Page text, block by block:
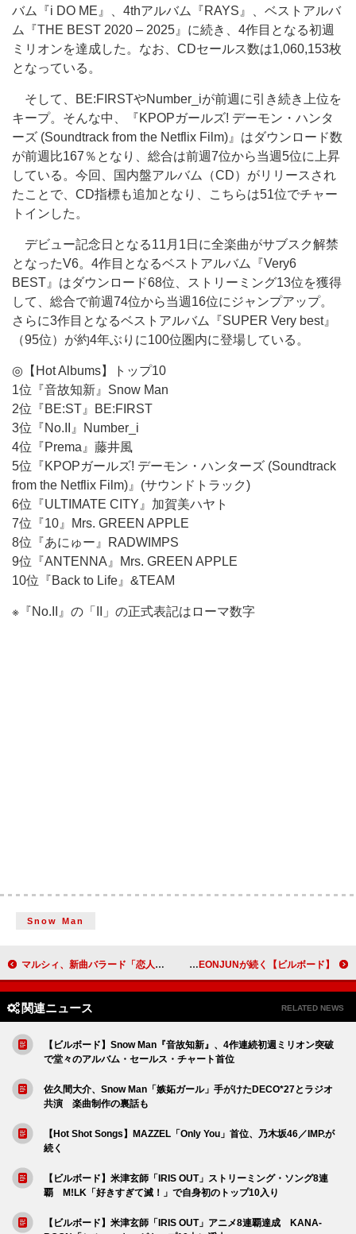
バム『i DO ME』、4thアルバム『RAYS』、ベストアルバ
ム『THE BEST 2020 – 2025』に続き、4作目となる初週
ミリオンを達成した。なお、CDセールス数は1,060,153枚
となっている。
そして、BE:FIRSTやNumber_iが前週に引き続き上位を
キープ。そんな中、『KPOPガールズ! デーモン・ハンタ
ーズ (Soundtrack from the Netflix Film)』はダウンロード数
が前週比167％となり、総合は前週7位から当週5位に上昇
している。今回、国内盤アルバム（CD）がリリースされ
たことで、CD指標も追加となり、こちらは51位でチャー
トインした。
デビュー記念日となる11月1日に全楽曲がサブスク解禁
となったV6。4作目となるベストアルバム『Very6
BEST』はダウンロード68位、ストリーミング13位を獲得
して、総合で前週74位から当週16位にジャンプアップ。
さらに3作目となるベストアルバム『SUPER Very best』
（95位）が約4年ぶりに100位圏内に登場している。
◎【Hot Albums】トップ10
1位『音故知新』Snow Man
2位『BE:ST』BE:FIRST
3位『No.II』Number_i
4位『Prema』藤井風
5位『KPOPガールズ! デーモン・ハンターズ (Soundtrack
from the Netflix Film)』(サウンドトラック)
6位『ULTIMATE CITY』加賀美ハヤト
7位『10』Mrs. GREEN APPLE
8位『あにゅー』RADWIMPS
9位『ANTENNA』Mrs. GREEN APPLE
10位『Back to Life』&TEAM
※『No.II』の「II」の正式表記はローマ数字
Snow Man
マルシィ、新曲バラード「恋人」×あだち充『MIX』コラボMV公開 【ビルボード】U-KNOW『I-KNOW』DLアルバム首位獲得 BE:FIRST／YEONJUNが続く
関連ニュース RELATED NEWS
【ビルボード】Snow Man『音故知新』、4作連続初週ミリオン突破
で堂々のアルバム・セールス・チャート首位
佐久間大介、Snow Man「嫉妬ガール」手がけたDECO*27とラジオ
共演 楽曲制作の裏話も
【Hot Shot Songs】MAZZEL「Only You」首位、乃木坂46／IMP.が
続く
【ビルボード】米津玄師「IRIS OUT」ストリーミング・ソング8連
覇 M!LK「好きすぎて滅！」で自身初のトップ10入り
【ビルボード】米津玄師「IRIS OUT」アニメ8連覇達成 KANA-